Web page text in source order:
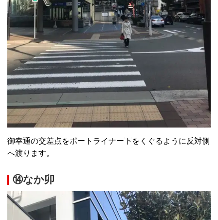
御幸通の交差点をポートライナー下をくぐるように反対側
へ渡ります。
⑭なか卯